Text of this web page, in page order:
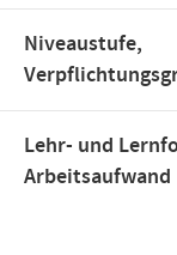
Niveaustufe,
Lehr- und
Arbeitsaufwand